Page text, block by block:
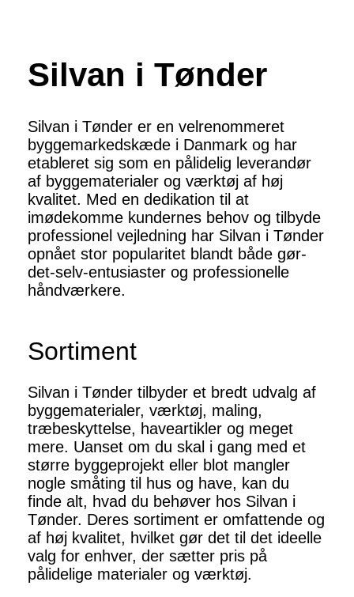
Silvan i Tønder
Silvan i Tønder er en velrenommeret
byggemarkedskæde i Danmark og har
etableret sig som en pålidelig leverandør
af byggematerialer og værktøj af høj
kvalitet. Med en dedikation til at
imødekomme kundernes behov og tilbyde
professionel vejledning har Silvan i Tønder
opnået stor popularitet blandt både gør-
det-selv-entusiaster og professionelle
håndværkere.
Sortiment
Silvan i Tønder tilbyder et bredt udvalg af
byggematerialer, værktøj, maling,
træbeskyttelse, haveartikler og meget
mere. Uanset om du skal i gang med et
større byggeprojekt eller blot mangler
nogle småting til hus og have, kan du
finde alt, hvad du behøver hos Silvan i
Tønder. Deres sortiment er omfattende og
af høj kvalitet, hvilket gør det til det ideelle
valg for enhver, der sætter pris på
pålidelige materialer og værktøj.